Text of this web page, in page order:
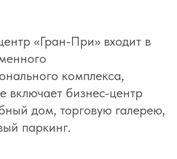
«Гран-При» входит в
комплекса,
включает бизнес-центр
дом, торговую галерею,
паркинг.